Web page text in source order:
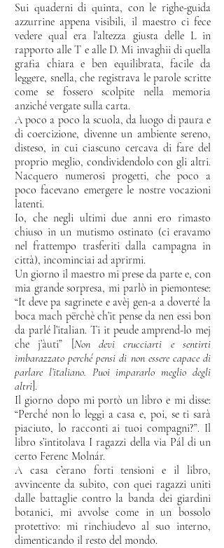
Sui quaderni di quinta, con le righe-guida
azzurrine appena visibili, il maestro ci fece
vedere qual era l’altezza giusta delle L in
rapporto alle T e alle D. Mi invaghii di quella
grafia chiara e ben equilibrata, facile da
leggere, snella, che registrava le parole scritte
come se fossero scolpite nella memoria
anziché vergate sulla carta.
A poco a poco la scuola, da luogo di paura e
di coercizione, divenne un ambiente sereno,
disteso, in cui ciascuno cercava di fare del
proprio meglio, condividendolo con gli altri.
Nacquero numerosi progetti, che poco a
poco facevano emergere le nostre vocazioni
latenti.
Io, che negli ultimi due anni ero rimasto
chiuso in un mutismo ostinato (ci eravamo
nel frattempo trasferiti dalla campagna in
città), incominciai ad aprirmi.
Un giorno il maestro mi prese da parte e, con
mia grande sorpresa, mi parlò in piemontese:
“It deve pa sagrinete e avèj gen-a a doverté la
boca mach përchè ch’it pense da nen essi bon
da parlé l’italian. Ti it peude amprend-lo mej
che j’àuti” [ Non devi crucciarti e sentirti
imbarazzato perché pensi di non essere capace di
parlare l’italiano. Puoi impararlo meglio degli
altri ].
Il giorno dopo mi portò un libro e mi disse:
“Perché non lo leggi a casa e, poi, se ti sarà
piaciuto, lo racconti ai tuoi compagni?”. Il
libro s’intitolava I ragazzi della via Pál di un
certo Ferenc Molnár.
A casa c’erano forti tensioni e il libro,
avvincente da subito, con quei ragazzi uniti
dalle battaglie contro la banda dei giardini
botanici, mi avvolse come in un bossolo
protettivo: mi rinchiudevo al suo interno,
dimenticando il resto del mondo.